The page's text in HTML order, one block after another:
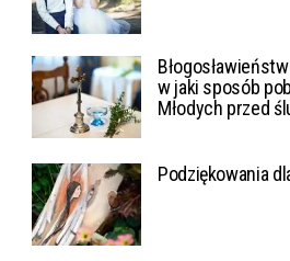
w jaki sposób
Młodych przed
Podziękowania